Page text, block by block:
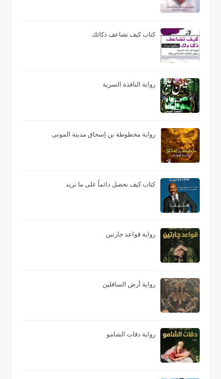
كتاب كيف تضاعف ذكائك
رواية النافذة السرية
رواية مخطوطة بن إسحاق مدينة الموتى
كتاب كيف نحصل دائماً على ما نريد
رواية قواعد جارتين
رواية أرض السافلين
رواية دقات الشامو